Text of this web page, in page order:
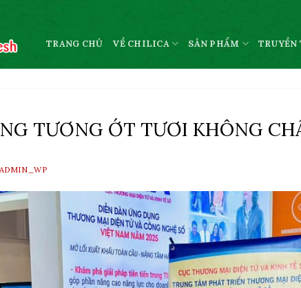
TRANG CHỦ VỀ CHILICA SẢN PHẨM TRUYỀN
TƯƠNG ỚT TƯƠI KHÔNG
ADMIN_WP